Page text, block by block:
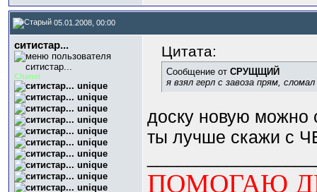
05.01.2008, 00:00
ситистар...
Chanel
Цитата:
Сообщение от СРУЩЩИЙ
я взял герл с завоза прям,
доску новую можно
ты лучше скажи с
ПОМОГАЮ